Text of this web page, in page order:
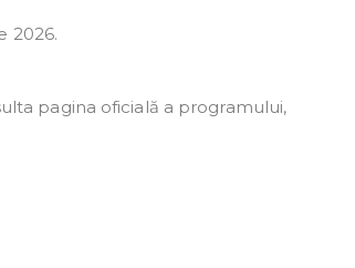
2026.
pagina oficială a programului,